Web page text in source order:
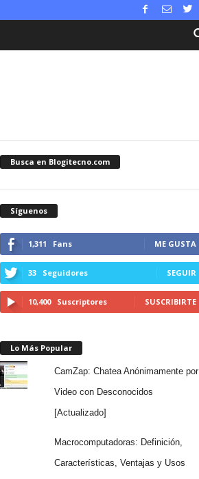
Busca en Blogitecno.com
Síguenos
1,311 Fans ME GUSTA
33 Seguidores SEGUIR
10,400 Suscriptores SUSCRIBIRTE
Lo Más Popular
CamZap: Chatea Anónimamente por
Video con Desconocidos
[Actualizado]
Macrocomputadoras: Definición,
Características, Ventajas y Usos